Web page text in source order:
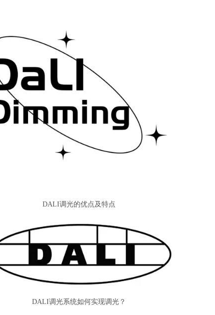
DALI调光的优点及特点
DALI调光系统如何实现调光？